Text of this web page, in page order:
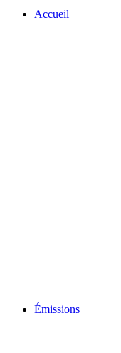
Accueil
Émissions